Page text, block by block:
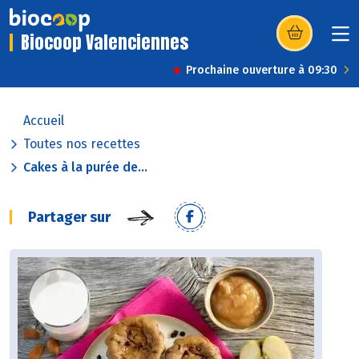
Biocoop Valenciennes (s’ouvre dans
Prochaine ouverture à 09:30
Accueil
Toutes nos recettes
Cakes à la purée de...
Partager sur